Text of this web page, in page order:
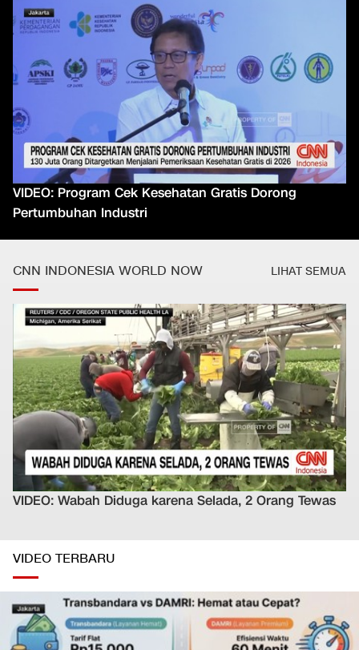
VIDEO: Program Cek Kesehatan Gratis Dorong
Pertumbuhan Industri
CNN INDONESIA WORLD NOW LIHAT SEMUA
VIDEO: Wabah Diduga karena Selada, 2 Orang Tewas
VIDEO TERBARU